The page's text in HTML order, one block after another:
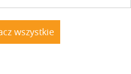
wszystkie